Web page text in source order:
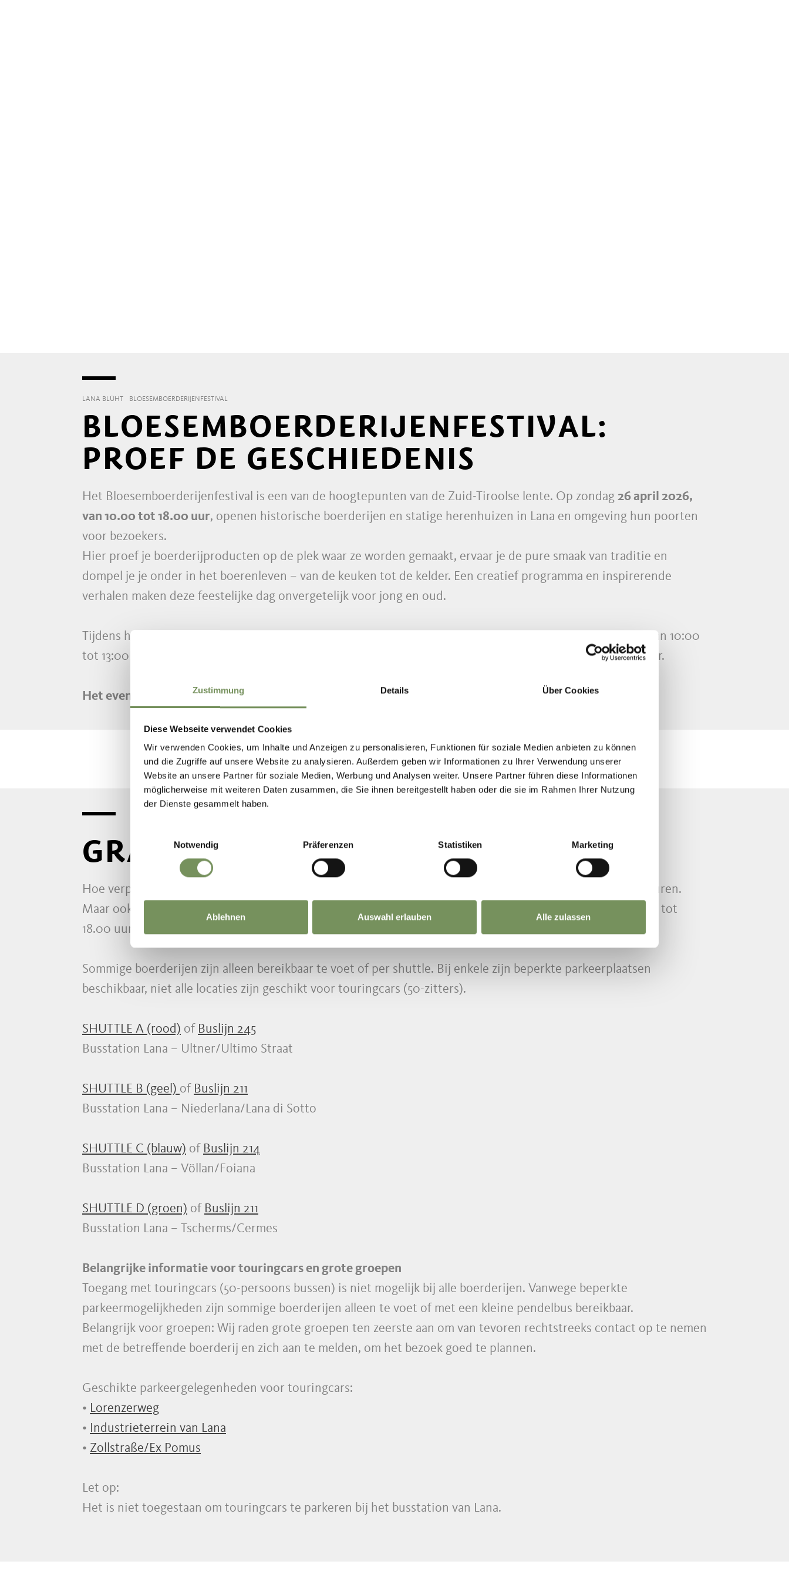
Zustimmung Details Über Cookies
Diese Webseite verwendet Cookies
Wir verwenden Cookies, um Inhalte und Anzeigen zu personalisieren, Funktionen für soziale Medien anbieten zu können
und die Zugriffe auf unsere Website zu analysieren. Außerdem geben wir Informationen zu Ihrer Verwendung unserer
Website an unsere Partner für soziale Medien, Werbung und Analysen weiter. Unsere Partner führen diese Informationen
möglicherweise mit weiteren Daten zusammen, die Sie ihnen bereitgestellt haben oder die sie im Rahmen Ihrer Nutzung
der Dienste gesammelt haben.
Notwendig
Präferenzen Statistiken Marketing
Ablehnen Auswahl erlauben Alle zulassen
LANA BLÜHT BLOESEMBOERDERIJENFESTIVAL
BLOESEMBOERDERIJENFESTIVAL:
PROEF DE GESCHIEDENIS
Het Bloesemboerderijenfestival is een van de hoogtepunten van de Zuid-Tiroolse lente. Op zondag 26 april 2026,
van 10.00 tot 18.00 uur, openen historische boerderijen en statige herenhuizen in Lana en omgeving hun poorten
voor bezoekers.
Hier proef je boerderijproducten op de plek waar ze worden gemaakt, ervaar je de pure smaak van traditie en
dompel je je onder in het boerenleven – van de keuken tot de kelder. Een creatief programma en inspirerende
verhalen maken deze feestelijke dag onvergetelijk voor jong en oud.
Tijdens het Bloesemboerderijenfestival is het informatiebureau in Lana (Andreas-Hofer-Str. 9/1) geopend van 10:00
tot 13:00 uur en bij het busstation in Lana (Meraner Straße) is er een informatiepunt van 10:00 tot 16:00 uur.
Het evenement vindt plaats bij alle weersomstandigheden.
GRATIS PENDLEBUS LANA IN BLOOM
Hoe verplaats je je van boerderij naar boerderij? Het best te voet, omringd door de lentezon en bloesemgeuren.
Maar ook onze gratis Lana in Bloei-shuttle staat voor je klaar! Vier lijnen (A, B, C en D) brengen je van 10.00 tot
18.00 uur vanaf het busstation in Lana direct naar je bestemming.
Sommige boerderijen zijn alleen bereikbaar te voet of per shuttle. Bij enkele zijn beperkte parkeerplaatsen
beschikbaar, niet alle locaties zijn geschikt voor touringcars (50-zitters).
SHUTTLE A (rood) of Buslijn 245
Busstation Lana – Ultner/Ultimo Straat
SHUTTLE B (geel) of Buslijn 211
Busstation Lana – Niederlana/Lana di Sotto
SHUTTLE C (blauw) of Buslijn 214
Busstation Lana – Völlan/Foiana
SHUTTLE D (groen) of Buslijn 211
Busstation Lana – Tscherms/Cermes
Belangrijke informatie voor touringcars en grote groepen
Toegang met touringcars (50-persoons bussen) is niet mogelijk bij alle boerderijen. Vanwege beperkte
parkeermogelijkheden zijn sommige boerderijen alleen te voet of met een kleine pendelbus bereikbaar.
Belangrijk voor groepen: Wij raden grote groepen ten zeerste aan om van tevoren rechtstreeks contact op te nemen
met de betreffende boerderij en zich aan te melden, om het bezoek goed te plannen.
Geschikte parkeergelegenheden voor touringcars:
• Lorenzerweg
• Industrieterrein van Lana
• Zollstraße/Ex Pomus
Let op:
Het is niet toegestaan om touringcars te parkeren bij het busstation van Lana.